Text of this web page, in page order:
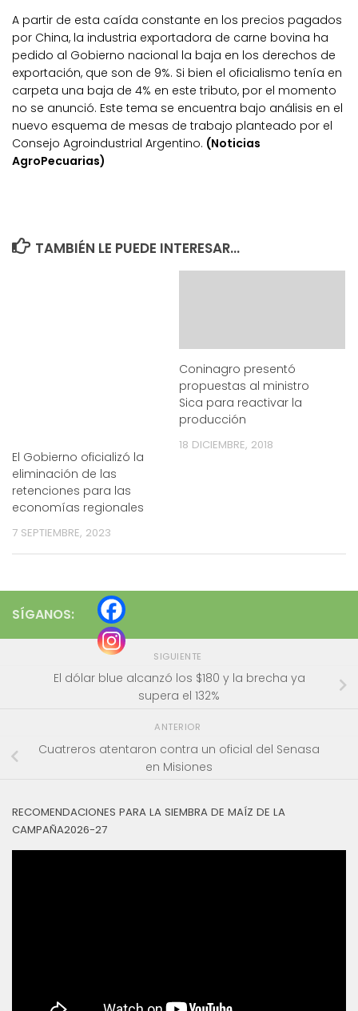
A partir de esta caída constante en los precios pagados
por China, la industria exportadora de carne bovina ha
pedido al Gobierno nacional la baja en los derechos de
exportación, que son de 9%. Si bien el oficialismo tenía en
carpeta una baja de 4% en este tributo, por el momento
no se anunció. Este tema se encuentra bajo análisis en el
nuevo esquema de mesas de trabajo planteado por el
Consejo Agroindustrial Argentino. (Noticias
AgroPecuarias)
TAMBIÉN LE PUEDE INTERESAR...
El Gobierno oficializó la
eliminación de las
retenciones para las
economías regionales
7 SEPTIEMBRE, 2023
Coninagro presentó
propuestas al ministro
Sica para reactivar la
producción
18 DICIEMBRE, 2018
SÍGANOS:
SIGUIENTE
El dólar blue alcanzó los $180 y la brecha ya
supera el 132%
ANTERIOR
Cuatreros atentaron contra un oficial del Senasa
en Misiones
RECOMENDACIONES PARA LA SIEMBRA DE MAÍZ DE LA
CAMPAÑA2026-27